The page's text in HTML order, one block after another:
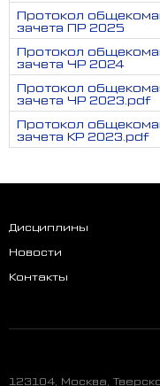
Протокол
зачета ПР 2025
Протокол
зачета ЧР 2024
Протокол
зачета ЧР 2023.pdf
Протокол
зачета КР 2023.pdf
Дисциплины
Новости
Контакты
123104, Москва,